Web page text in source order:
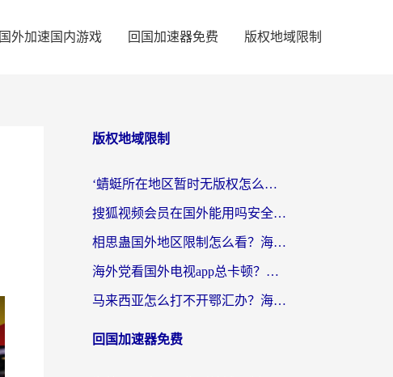
国外加速国内游戏 回国加速器免费 版权地域限制
版权地域限制
‘蜻蜓所在地区暂时无版权怎么办’？海外党看国内内容、办国内事的实用指南
搜狐视频会员在国外能用吗安全吗？留学生亲测有效的回国观影解决方案
相思蛊国外地区限制怎么看？海外党追剧听歌的终极解决方案
海外党看国外电视app总卡顿？选对回国加速器，追剧购物两不误
马来西亚怎么打不开鄂汇办？海外华人必备的回国加速指南，解决追剧、办事、阅读难题
回国加速器免费